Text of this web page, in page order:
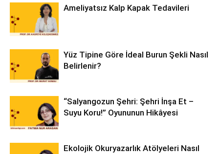
Ameliyatsız Kalp Kapak Tedavileri
Yüz Tipine Göre İdeal Burun Şekli Nasıl
Belirlenir?
“Salyangozun Şehri: Şehri İnşa Et –
Suyu Koru!” Oyununun Hikâyesi
Ekolojik Okuryazarlık Atölyeleri Nasıl